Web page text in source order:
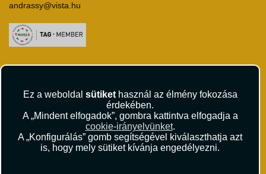
Ez a weboldal sütikethasznál az élmény fokozása
érdekében.
A „Mindent elfogadok”, gombra kattintva elfogadja a
cookie-irányelvünket.
A „Konfigurálás” gomb segítségével kiválaszthatja azt
is, hogy mely sütiket kívánja engedélyezni.
andrassy@vista.hu
Vízumügyintézés
Autóbérlés
Szállásértékelések
Partnerkedvezmények